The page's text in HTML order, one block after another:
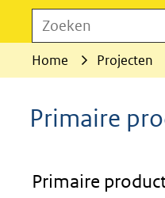
geweigerd.
Zoeken
Home Projecten
Primaire
Primaire